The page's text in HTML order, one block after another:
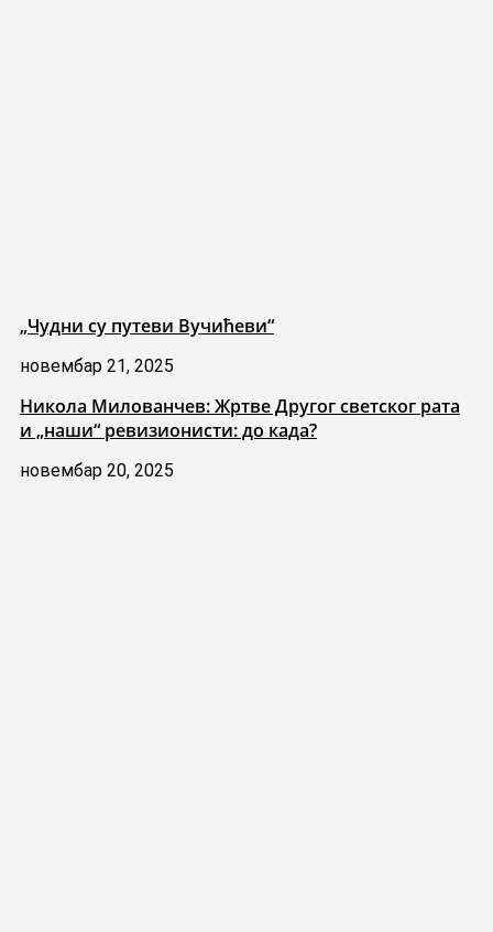
„Чудни су путеви Вучићеви“
новембар 21, 2025
Никола Милованчев: Жртве Другог светског рата
и „наши“ ревизионисти: до када?
новембар 20, 2025